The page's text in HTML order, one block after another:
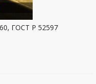
ГОСТ Р 52597